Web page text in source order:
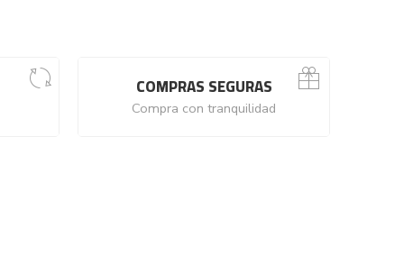
COMPRAS SEGURAS
Compra con tranquilidad